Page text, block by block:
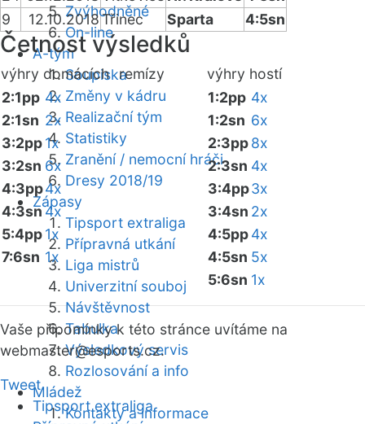
Zvýhodněné
On-line
A-tým
Soupiska
Změny v kádru
Realizační tým
Statistiky
Zranění / nemocní hráči
Dresy 2018/19
Zápasy
Tipsport extraliga
Přípravná utkání
Liga mistrů
Univerzitní souboj
Návštěvnost
Tabulka
Výsledkový servis
Rozlosování a info
Mládež
Kontakty a informace
9
12.10.2018Třinec Sparta 4:5sn
Četnost výsledků
výhry domácíchremízy výhry hostí
2:1pp 4x
2:1sn 2x
3:2pp1x
3:2sn 6x
4:3pp4x
4:3sn4x
5:4pp1x
7:6sn 1x
1:2pp 4x
1:2sn 6x
2:3pp8x
2:3sn 4x
3:4pp3x
3:4sn 2x
4:5pp4x
4:5sn 5x
5:6sn 1x
Vaše připomínky k této stránce uvítáme na
webmaster@esports.cz.
Tweet
Tipsport extraliga